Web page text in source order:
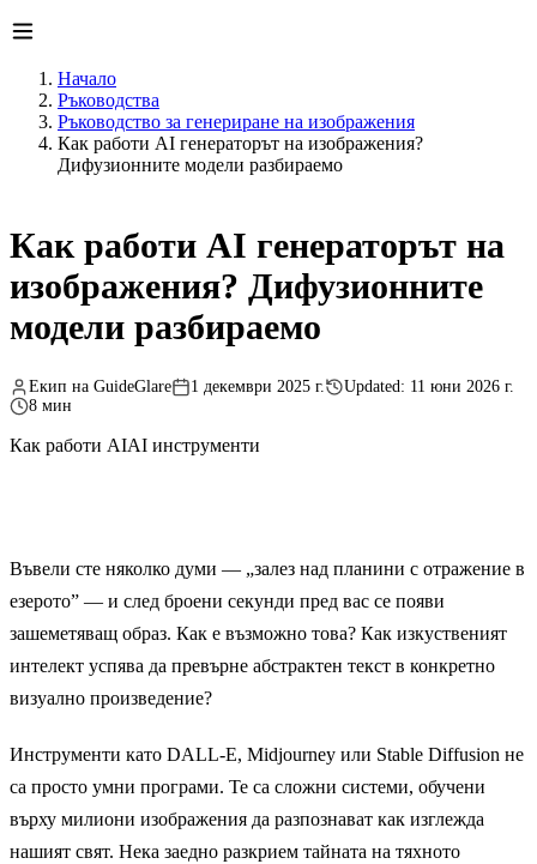
Начало
Ръководства
Ръководство за генериране на изображения
Как работи AI генераторът на изображения?
Дифузионните модели разбираемо
Как работи AI генераторът на
изображения? Дифузионните
модели разбираемо
Екип на GuideGlare 1 декември 2025 г.
Updated: 11 юни 2026 г.
8 мин
Как работи AIAI инструменти
Въвели сте няколко думи — „залез над планини с отражение в
езерото” — и след броени секунди пред вас се появи
зашеметяващ образ. Как е възможно това? Как изкуственият
интелект успява да превърне абстрактен текст в конкретно
визуално произведение?
Инструменти като DALL-E, Midjourney или Stable Diffusion не
са просто умни програми. Те са сложни системи, обучени
върху милиони изображения да разпознават как изглежда
нашият свят. Нека заедно разкрием тайната на тяхното